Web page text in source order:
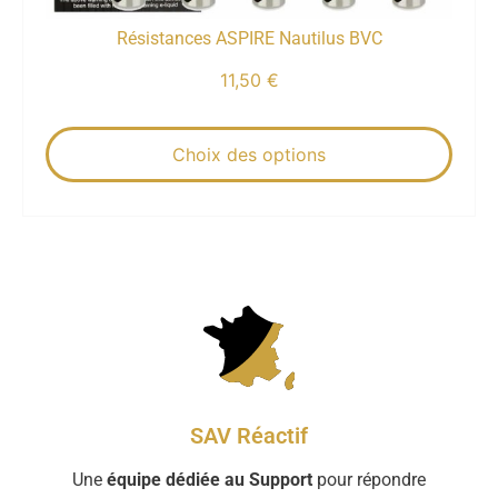
Résistances ASPIRE Nautilus BVC
11,50 €
Choix des options
SAV Réactif
Une équipe dédiée au Support pour répondre